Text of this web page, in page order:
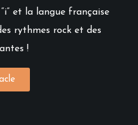
et la langue française
rythmes rock et des
!